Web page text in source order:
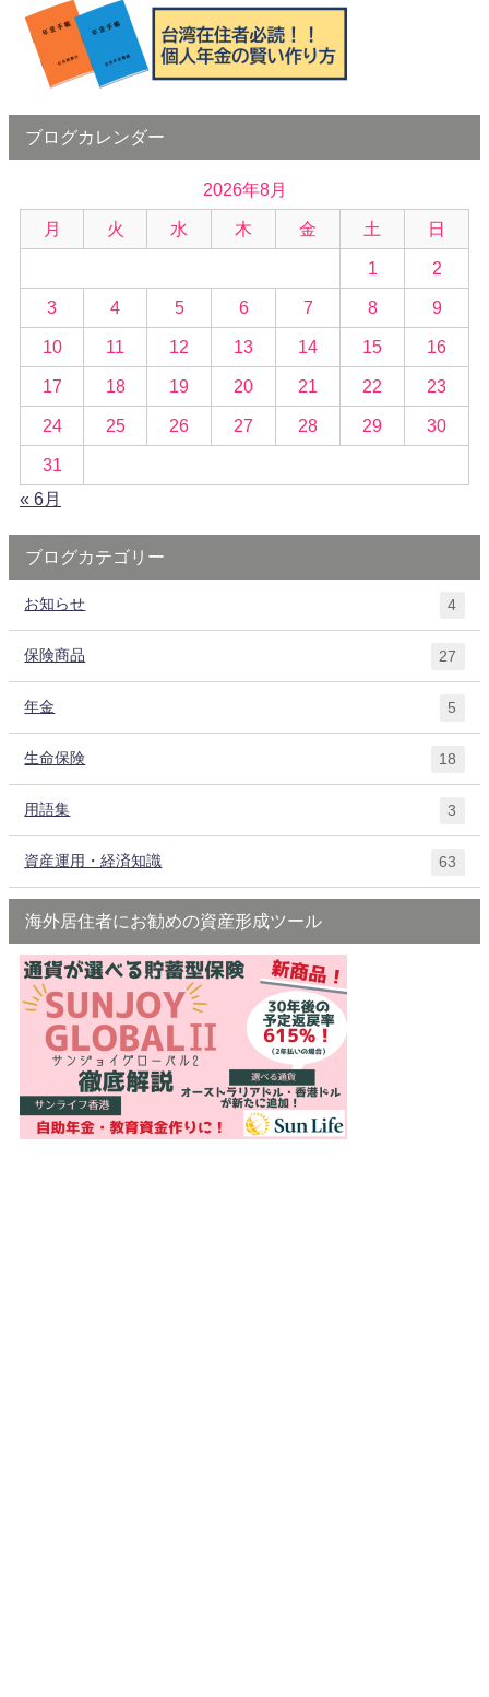
ブログカレンダー
2026年8月
月 火 水 木 金 土 日
1 2
3 4 5 6 7 8 9
10 11 12 13 14 15 16
17 18 19 20 21 22 23
24 25 26 27 28 29 30
31
« 6月
ブログカテゴリー
お知らせ 4
保険商品 27
年金 5
生命保険 18
用語集 3
資産運用・経済知識 63
海外居住者にお勧めの資産形成ツール